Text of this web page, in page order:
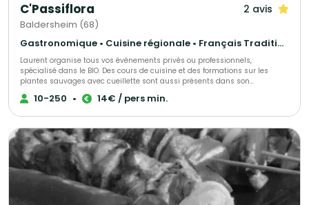
C'Passiflora 2 avis
Baldersheim (68)
Gastronomique • Cuisine régionale • Français Traditionnel
Laurent organise tous vos événements privés ou professionnels,
spécialisé dans le BIO. Des cours de cuisine et des formations sur les
plantes sauvages avec cueillette sont aussi présents dans son
programme Chef à domicile avec un repas fait sur demande
10-250 • 14€ / pers min.